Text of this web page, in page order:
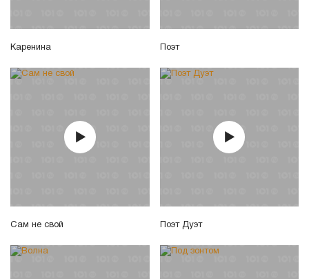
Каренина Поэт
Сам не свой Поэт Дуэт